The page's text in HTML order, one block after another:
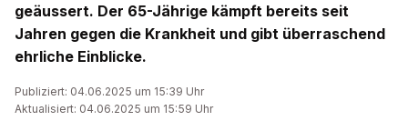
geäussert. Der 65-Jährige kämpft bereits seit
Jahren gegen die Krankheit und gibt überraschend
ehrliche Einblicke.
Publiziert: 04.06.2025 um 15:39 Uhr
Aktualisiert: 04.06.2025 um 15:59 Uhr